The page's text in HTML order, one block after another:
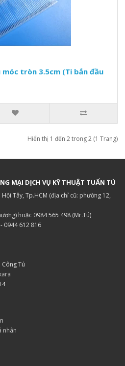
tròn 3.5cm (Ti bắn đầu
Hiển thị 1 đến 2 trong 2 (1 Trang)
MẠI DỊCH VỤ KỸ THUẬT TUẤN TÚ
Tây, Tp.HCM (địa chỉ cũ: phường 12,
hoặc 0984 565 498 (Mr.Tú)
0944 612 816
Tú
nhân